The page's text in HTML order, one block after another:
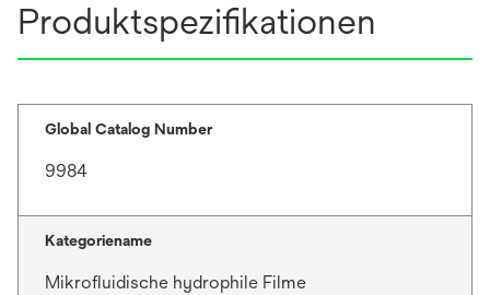
Produktspezifikationen
Global Catalog Number
9984
Kategoriename
Mikrofluidische hydrophile Filme